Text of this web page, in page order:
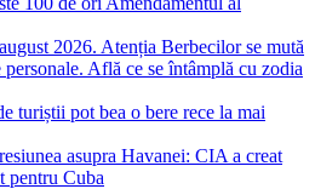
2026. Atenția Berbecilor se mută
Află ce se întâmplă cu zodia
turiștii pot bea o bere rece la mai
asupra Havanei: CIA a creat
pentru Cuba